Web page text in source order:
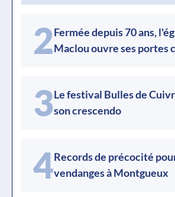
2Fermée depuis 70 ans,
Maclou ouvre ses portes
3Le festival Bulles de
son crescendo
4Records de précocité
vendanges à Montgueux